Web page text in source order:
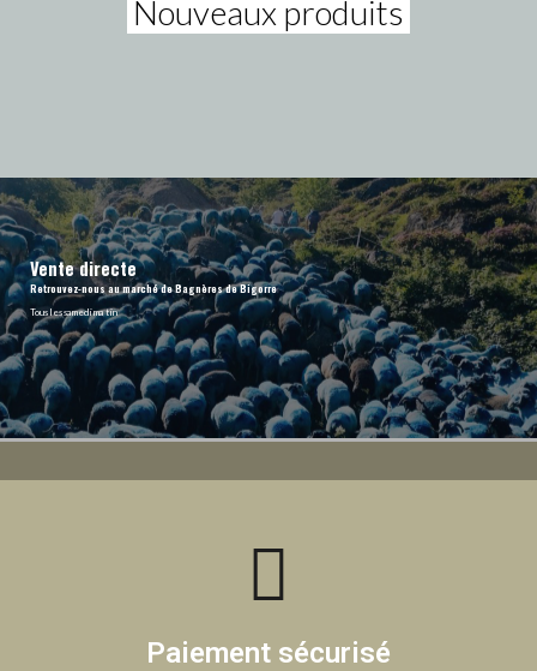
Nouveaux produits
Vente directe
Retrouvez-nous au marché de Bagnères de Bigorre
Tous les samedi matin
Paiement sécurisé